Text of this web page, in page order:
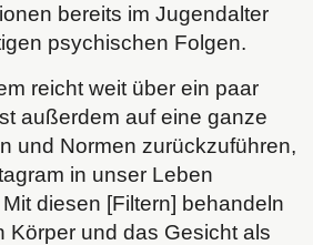
bereits im Jugendalter
psychischen Folgen.
reicht weit über ein paar
außerdem auf eine ganze
und Normen zurückzuführen,
in unser Leben
diesen [Filtern] behandeln
Körper und das Gesicht als